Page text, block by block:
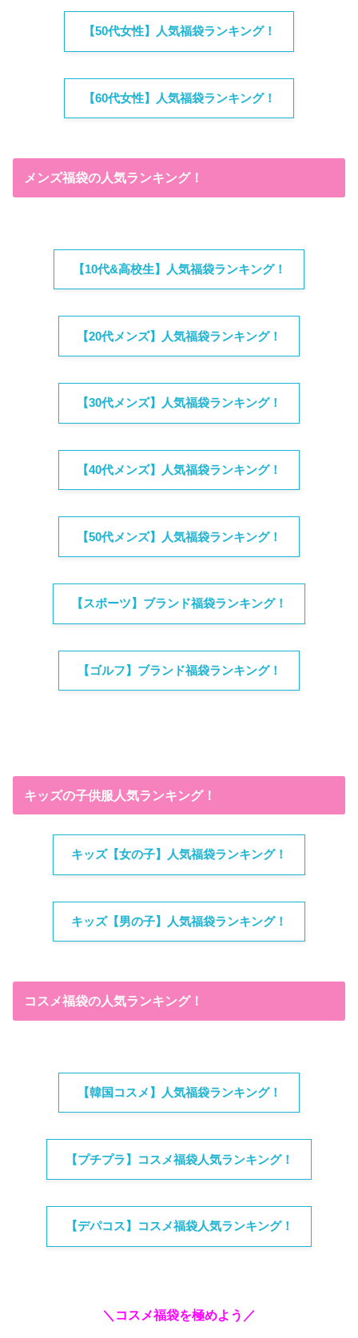
【50代女性】人気福袋ランキング！
【60代女性】人気福袋ランキング！
メンズ福袋の人気ランキング！
【10代&高校生】人気福袋ランキング！
【20代メンズ】人気福袋ランキング！
【30代メンズ】人気福袋ランキング！
【40代メンズ】人気福袋ランキング！
【50代メンズ】人気福袋ランキング！
【スポーツ】ブランド福袋ランキング！
【ゴルフ】ブランド福袋ランキング！
キッズの子供服人気ランキング！
キッズ【女の子】人気福袋ランキング！
キッズ【男の子】人気福袋ランキング！
コスメ福袋の人気ランキング！
【韓国コスメ】人気福袋ランキング！
【プチプラ】コスメ福袋人気ランキング！
【デパコス】コスメ福袋人気ランキング！
＼コスメ福袋を極めよう／